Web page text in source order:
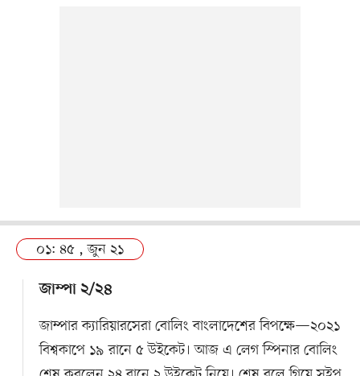
০১: ৪৫ , জুন ২১
জাম্পা ২/২৪
জাম্পার ক্যারিয়ারসেরা বোলিং বাংলাদেশের বিপক্ষে—২০২১
বিশ্বকাপে ১৯ রানে ৫ উইকেট। আজ এ লেগ স্পিনার বোলিং